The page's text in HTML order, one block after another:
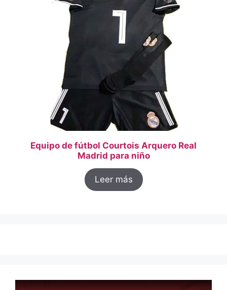
Equipo de fútbol Courtois Arquero Real
Madrid para niño
Leer más